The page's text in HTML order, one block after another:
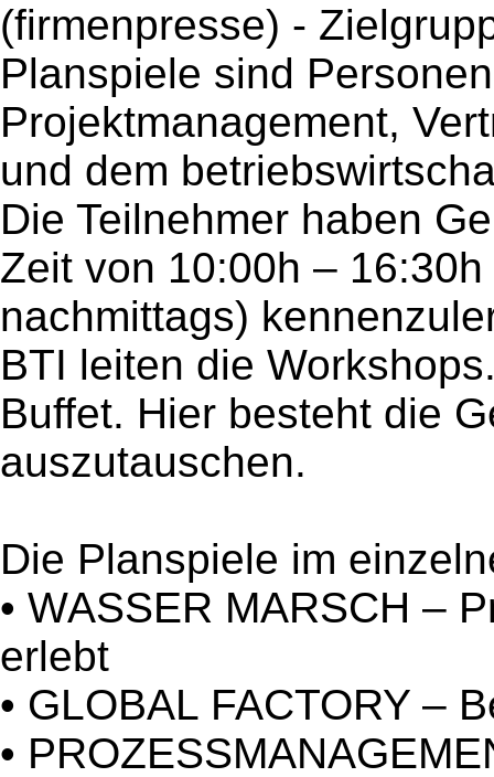
(firmenpresse) -
Planspiele sind
Projektmanagement,
und dem
Die Teilnehmer haben
Zeit von 10:00h –
nachmittags)
BTI leiten die
Buffet. Hier besteht die
auszutauschen.
Die Planspiele im
• WASSER MARSCH –
erlebt
• GLOBAL FACTORY –
•